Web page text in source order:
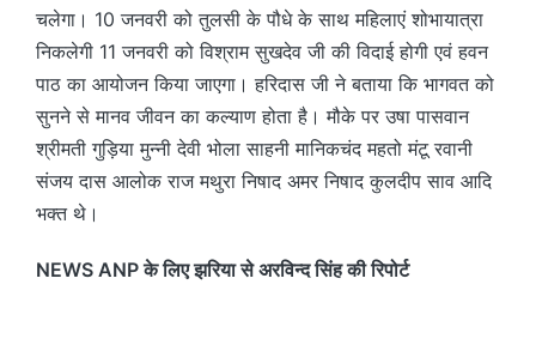
चलेगा। 10 जनवरी को तुलसी के पौधे के साथ महिलाएं शोभायात्रा
निकलेगी 11 जनवरी को विश्राम सुखदेव जी की विदाई होगी एवं हवन
पाठ का आयोजन किया जाएगा। हरिदास जी ने बताया कि भागवत को
सुनने से मानव जीवन का कल्याण होता है। मौके पर उषा पासवान
श्रीमती गुड़िया मुन्नी देवी भोला साहनी मानिकचंद महतो मंटू रवानी
संजय दास आलोक राज मथुरा निषाद अमर निषाद कुलदीप साव आदि
भक्त थे।
NEWS ANP के लिए झरिया से अरविन्द सिंह की रिपोर्ट